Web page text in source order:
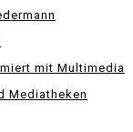
mit Multimedia
Mediatheken